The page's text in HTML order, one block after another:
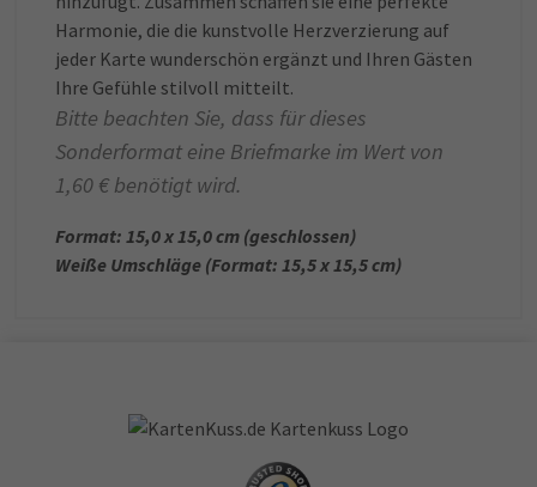
Harmonie, die die kunstvolle Herzverzierung auf
jeder Karte wunderschön ergänzt und Ihren Gästen
Ihre Gefühle stilvoll mitteilt.
Bitte beachten Sie, dass für dieses
Sonderformat eine Briefmarke im Wert von
1,60 € benötigt wird.
Format: 15,0 x 15,0 cm (geschlossen)
Weiße Umschläge (Format: 15,5 x 15,5 cm)